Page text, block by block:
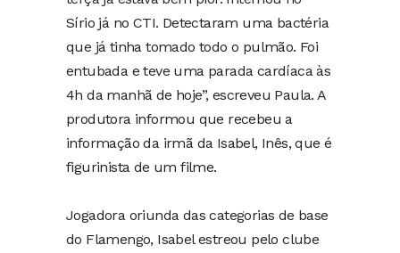
Sírio já no CTI. Detectaram uma bactéria
que já tinha tomado todo o pulmão. Foi
entubada e teve uma parada cardíaca às
4h da manhã de hoje”, escreveu Paula. A
produtora informou que recebeu a
informação da irmã da Isabel, Inês, que é
figurinista de um filme.
Jogadora oriunda das categorias de base
do Flamengo, Isabel estreou pelo clube